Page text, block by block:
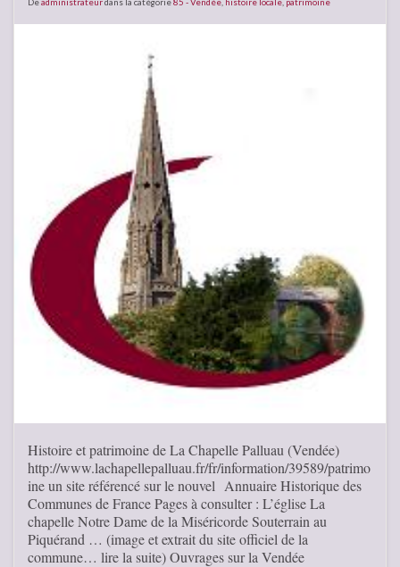
Histoire et patrimoine de La Chapelle Palluau (Vendée)
http://www.lachapellepalluau.fr/fr/information/39589/patrimo
ine un site référencé sur le nouvel Annuaire Historique des
Communes de France Pages à consulter : L’église La
chapelle Notre Dame de la Miséricorde Souterrain au
Piquérand … (image et extrait du site officiel de la
commune… lire la suite) Ouvrages sur la Vendée